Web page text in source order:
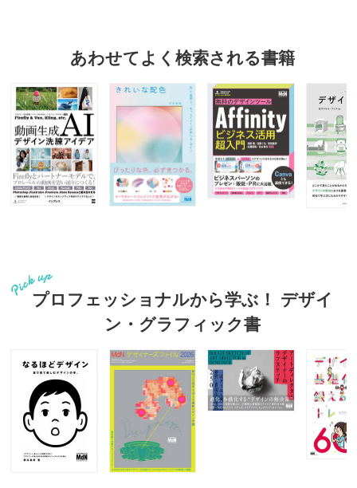
あわせてよく検索される書籍
プロフェッショナルから学ぶ！ デザイ
ン・グラフィック書